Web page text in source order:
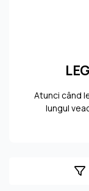
Atunci când
lungul
legenda încă